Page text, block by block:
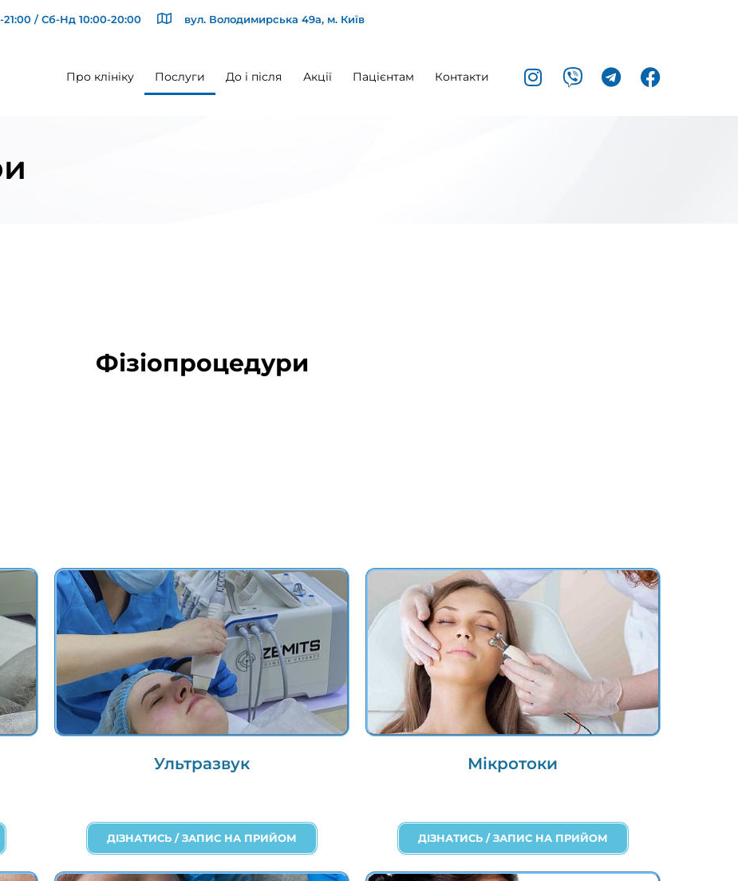
/ Сб-Нд 10:00-20:00 вул. Володимирська 49а, м. Київ
Про клініку Послуги До і після Акції Пацієнтам Контакти
Фізіопроцедури
Ультразвук
ДІЗНАТИСЬ / ЗАПИС НА ПРИЙОМ
Мікротоки
ДІЗНАТИСЬ / ЗАПИС НА ПРИЙОМ